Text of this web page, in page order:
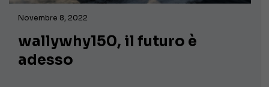
Novembre 8, 2022
wallywhy150, il futuro è
adesso